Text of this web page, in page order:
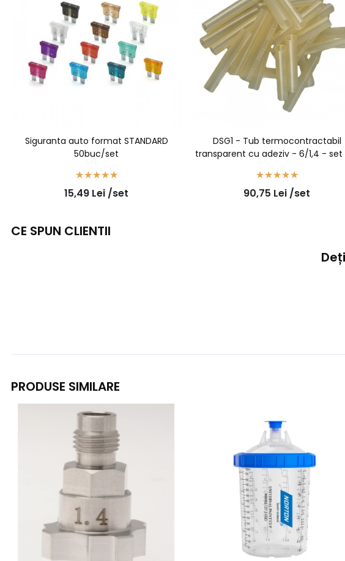
Siguranta auto format STANDARD
50buc/set
15,49 Lei /set
DSG1 - Tub termocontractabil
transparent cu adeziv - 6/1,4 - set
90,75 Lei /set
CE SPUN CLIENTII
PRODUSE SIMILARE